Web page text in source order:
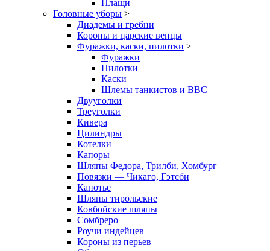
Плащи
Головные уборы >
Диадемы и гребни
Короны и царские венцы
Фуражки, каски, пилотки >
Фуражки
Пилотки
Каски
Шлемы танкистов и ВВС
Двууголки
Треуголки
Кивера
Цилиндры
Котелки
Капоры
Шляпы Федора, Трилби, Хомбург
Повязки — Чикаго, Гэтсби
Канотье
Шляпы тирольские
Ковбойские шляпы
Сомбреро
Роучи индейцев
Короны из перьев